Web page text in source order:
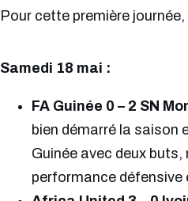
Pour cette première
Samedi 18 mai :
FA Guinée 0 – 2 SN
bien démarré la saison
Guinée avec deux
performance défensive